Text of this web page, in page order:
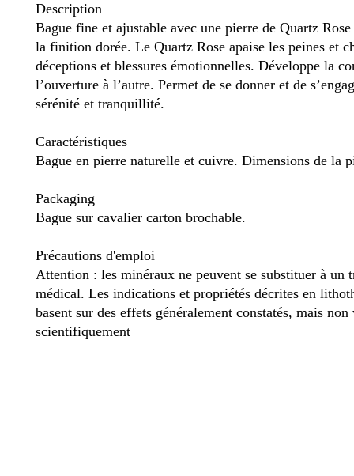
Description
Bague fine et ajustable avec une pierre de Quartz
la finition dorée. Le Quartz Rose apaise les peines et
déceptions et blessures émotionnelles. Développe la
l’ouverture à l’autre. Permet de se donner et de
sérénité et tranquillité.
Caractéristiques
Bague en pierre naturelle et cuivre. Dimensions de la
Packaging
Bague sur cavalier carton brochable.
Précautions d'emploi
Attention : les minéraux ne peuvent se substituer à un
médical. Les indications et propriétés décrites en
basent sur des effets généralement constatés, mais
scientifiquement